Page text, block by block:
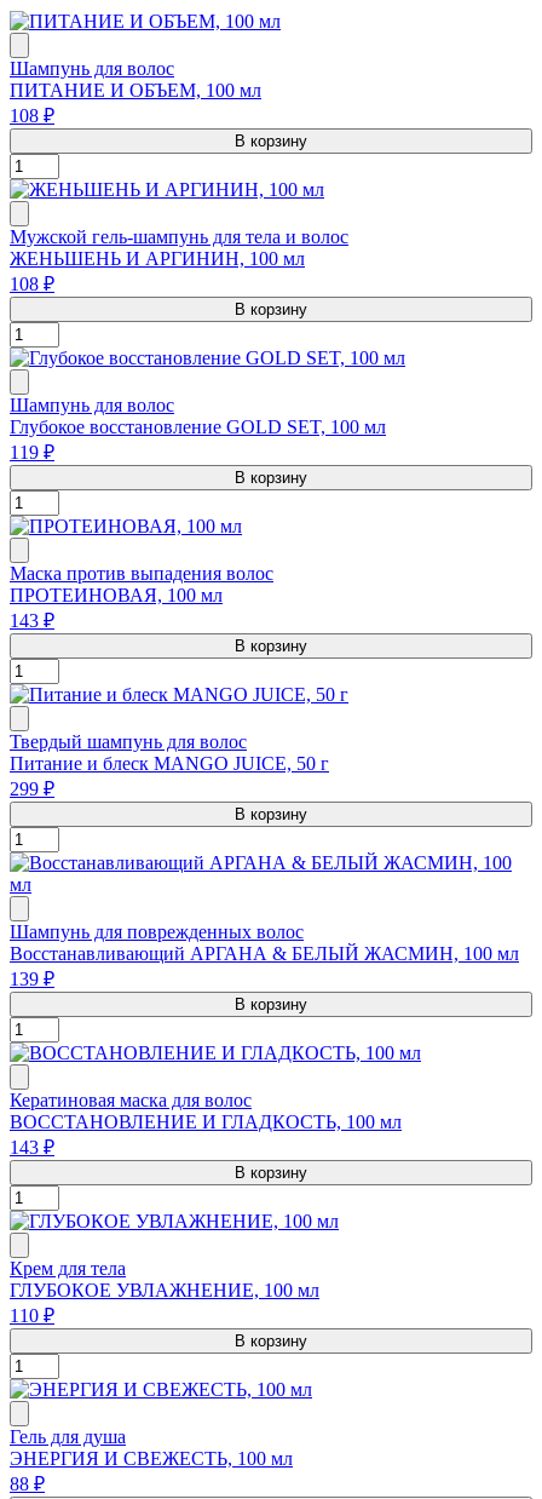
Шампунь для волос
ПИТАНИЕ И ОБЪЕМ, 100 мл
108 ₽
В корзину
Мужской гель-шампунь для тела и волос
ЖЕНЬШЕНЬ И АРГИНИН, 100 мл
108 ₽
В корзину
Шампунь для волос
Глубокое восстановление GOLD SET, 100 мл
119 ₽
В корзину
Маска против выпадения волос
ПРОТЕИНОВАЯ, 100 мл
143 ₽
В корзину
Твердый шампунь для волос
Питание и блеск MANGO JUICE, 50 г
299 ₽
В корзину
Шампунь для поврежденных волос
Восстанавливающий АРГАНА & БЕЛЫЙ ЖАСМИН, 100 мл
139 ₽
В корзину
Кератиновая маска для волос
ВОССТАНОВЛЕНИЕ И ГЛАДКОСТЬ, 100 мл
143 ₽
В корзину
Крем для тела
ГЛУБОКОЕ УВЛАЖНЕНИЕ, 100 мл
110 ₽
В корзину
Гель для душа
ЭНЕРГИЯ И СВЕЖЕСТЬ, 100 мл
88 ₽